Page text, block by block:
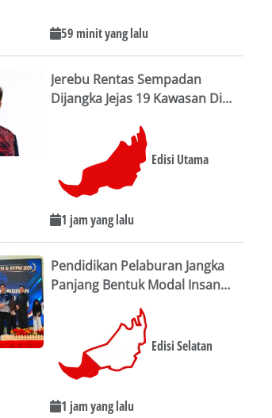
59 minit yang lalu
Jerebu Rentas Sempadan
Dijangka Jejas 19 Kawasan Di
Edisi Utama
1 jam yang lalu
Pendidikan Pelaburan Jangka
Panjang Bentuk Modal Insan
Edisi Selatan
1 jam yang lalu